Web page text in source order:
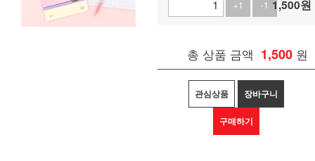
+1
-1 1,500원
총 상품 금액 1,500 원
관심상품 장바구니
구매하기